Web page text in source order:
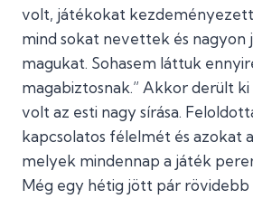
volt, játékokat
mind sokat nevettek és nagyon
magukat. Sohasem láttuk
magabiztosnak.” Akkor derült ki
volt az esti nagy sírása.
kapcsolatos félelmét és azokat
melyek mindennap a játék
Még egy hétig jött pár rövidebb